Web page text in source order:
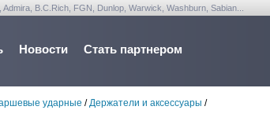
B.C.Rich, FGN, Dunlop, Warwick, Washburn, Sabian...
Новости Стать партнером
ударные /Держатели и аксессуары /